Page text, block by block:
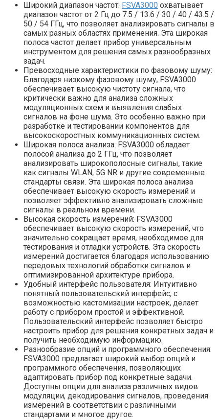
Широкий диапазон частот: FSVA3000 охватывает
диапазон частот от 2 Гц до 7.5 / 13.6 / 30 / 40 / 43.5 /
50 / 54 ГГц, что позволяет анализировать сигналы в
самых разных областях применения. Эта широкая
полоса частот делает прибор универсальным
инструментом для решения самых разнообразных
задач.
Превосходные характеристики по фазовому шуму:
Благодаря низкому фазовому шуму, FSVA3000
обеспечивает высокую чистоту сигнала, что
критически важно для анализа сложных
модуляционных схем и выявления слабых
сигналов на фоне шума. Это особенно важно при
разработке и тестировании компонентов для
высокоскоростных коммуникационных систем.
Широкая полоса анализа: FSVA3000 обладает
полосой анализа до 2 ГГц, что позволяет
анализировать широкополосные сигналы, такие
как сигналы WLAN, 5G NR и другие современные
стандарты связи. Эта широкая полоса анализа
обеспечивает высокую скорость измерений и
позволяет эффективно анализировать сложные
сигналы в реальном времени.
Высокая скорость измерений: FSVA3000
обеспечивает высокую скорость измерений, что
значительно сокращает время, необходимое для
тестирования и отладки устройств. Эта скорость
измерений достигается благодаря использованию
передовых технологий обработки сигналов и
оптимизированной архитектуре прибора.
Удобный интерфейс пользователя: Интуитивно
понятный пользовательский интерфейс, с
возможностью кастомизации настроек, делает
работу с прибором простой и эффективной.
Пользовательский интерфейс позволяет быстро
настроить прибор для решения конкретных задач и
получить необходимую информацию.
Разнообразие опций и программного обеспечения:
FSVA3000 предлагает широкий выбор опций и
программного обеспечения, позволяющих
адаптировать прибор под конкретные задачи.
Доступны опции для анализа различных видов
модуляции, декодирования сигналов, проведения
измерений в соответствии с различными
стандартами и многое другое.